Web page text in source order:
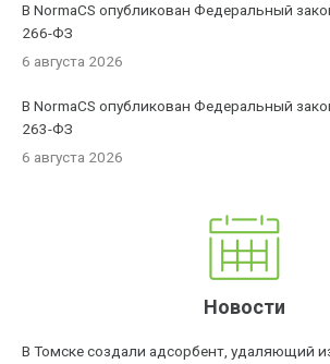
В NormaCS опубликован Федеральный
266-ФЗ
6 августа 2026
В NormaCS опубликован Федеральный
263-ФЗ
6 августа 2026
Новости
В Томске создали адсорбент, удаляющий